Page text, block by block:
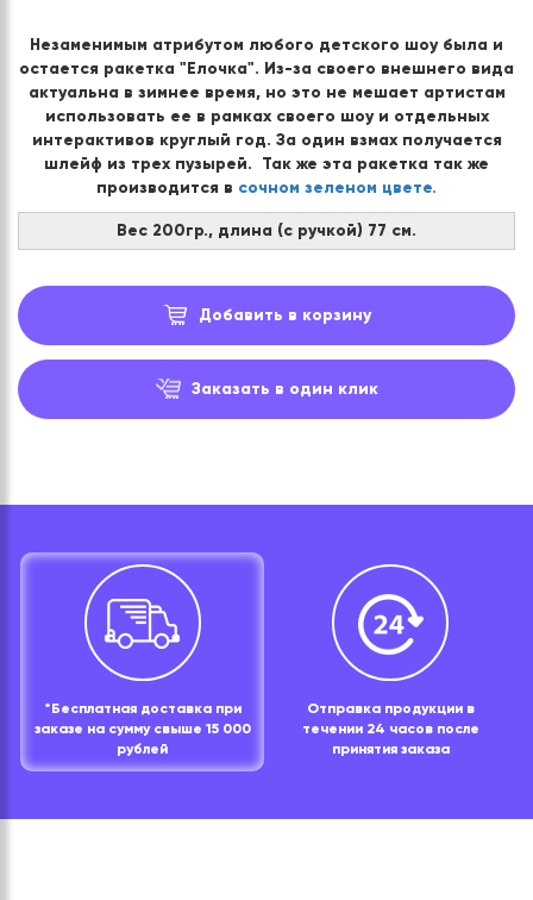
Незаменимым атрибутом любого детского шоу была и
остается ракетка "Елочка". Из-за своего внешнего вида
актуальна в зимнее время, но это не мешает артистам
использовать ее в рамках своего шоу и отдельных
интерактивов круглый год. За один взмах получается
шлейф из трех пузырей. Так же эта ракетка так же
производится в сочном зеленом цвете.
Вес 200гр., длина (c ручкой) 77 см.
Добавить в корзину
Заказать в один клик
*Бесплатная доставка при
заказе на сумму свыше 15 000
рублей
Отправка продукции в
течении 24 часов после
принятия заказа